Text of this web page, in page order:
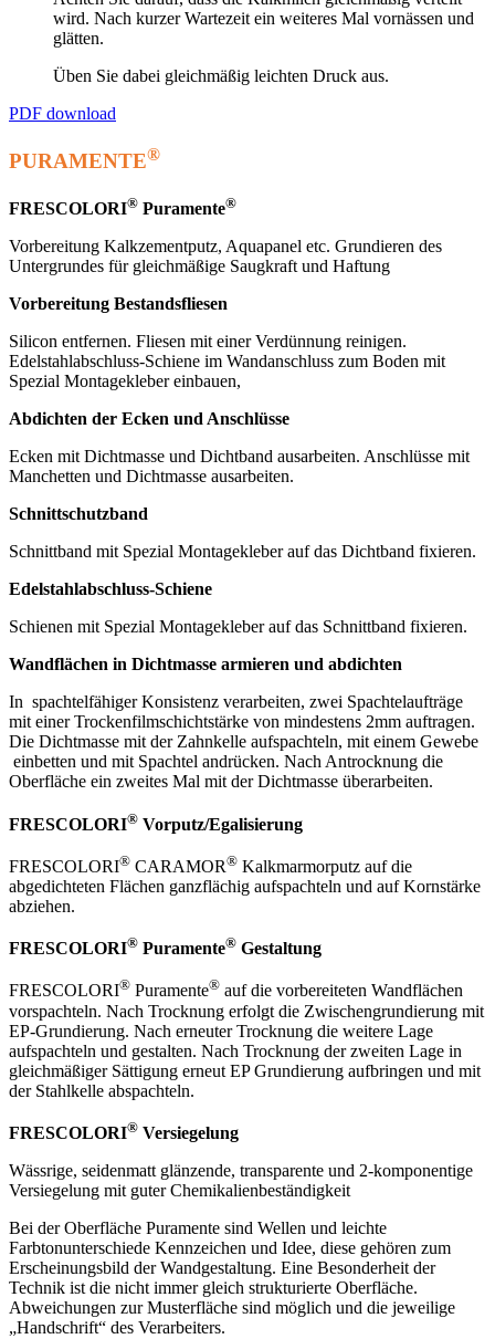
wird. Nach kurzer Wartezeit ein weiteres Mal vornässen und
glätten.
Üben Sie dabei gleichmäßig leichten Druck aus.
PDF download
PURAMENTE®
FRESCOLORI® Puramente®
Vorbereitung Kalkzementputz, Aquapanel etc. Grundieren des
Untergrundes für gleichmäßige Saugkraft und Haftung
Vorbereitung Bestandsfliesen
Silicon entfernen. Fliesen mit einer Verdünnung reinigen.
Edelstahlabschluss-Schiene im Wandanschluss zum Boden mit
Spezial Montagekleber einbauen,
Abdichten der Ecken und Anschlüsse
Ecken mit Dichtmasse und Dichtband ausarbeiten. Anschlüsse mit
Manchetten und Dichtmasse ausarbeiten.
Schnittschutzband
Schnittband mit Spezial Montagekleber auf das Dichtband fixieren.
Edelstahlabschluss-Schiene
Schienen mit Spezial Montagekleber auf das Schnittband fixieren.
Wandflächen in Dichtmasse armieren und abdichten
In spachtelfähiger Konsistenz verarbeiten, zwei Spachtelaufträge
mit einer Trockenfilmschichtstärke von mindestens 2mm auftragen.
Die Dichtmasse mit der Zahnkelle aufspachteln, mit einem Gewebe
einbetten und mit Spachtel andrücken. Nach Antrocknung die
Oberfläche ein zweites Mal mit der Dichtmasse überarbeiten.
FRESCOLORI® Vorputz/Egalisierung
FRESCOLORI® CARAMOR® Kalkmarmorputz auf die
abgedichteten Flächen ganzflächig aufspachteln und auf Kornstärke
abziehen.
FRESCOLORI® Puramente® Gestaltung
FRESCOLORI® Puramente® auf die vorbereiteten Wandflächen
vorspachteln. Nach Trocknung erfolgt die Zwischengrundierung mit
EP-Grundierung. Nach erneuter Trocknung die weitere Lage
aufspachteln und gestalten. Nach Trocknung der zweiten Lage in
gleichmäßiger Sättigung erneut EP Grundierung aufbringen und mit
der Stahlkelle abspachteln.
FRESCOLORI® Versiegelung
Wässrige, seidenmatt glänzende, transparente und 2-komponentige
Versiegelung mit guter Chemikalienbeständigkeit
Bei der Oberfläche Puramente sind Wellen und leichte
Farbtonunterschiede Kennzeichen und Idee, diese gehören zum
Erscheinungsbild der Wandgestaltung. Eine Besonderheit der
Technik ist die nicht immer gleich strukturierte Oberfläche.
Abweichungen zur Musterfläche sind möglich und die jeweilige
„Handschrift“ des Verarbeiters.